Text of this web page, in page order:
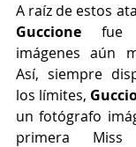
Guccione fue
imágenes aún
Así, siempre
los límites,
un fotógrafo